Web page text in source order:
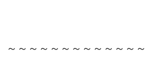
～～～～～～～～～～～～～